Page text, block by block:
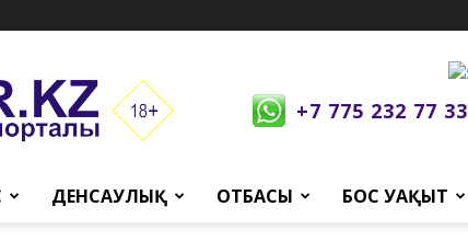
+7 775 232 77 33
ДЕНСАУЛЫҚ ОТБАСЫ БОС УАҚЫТ